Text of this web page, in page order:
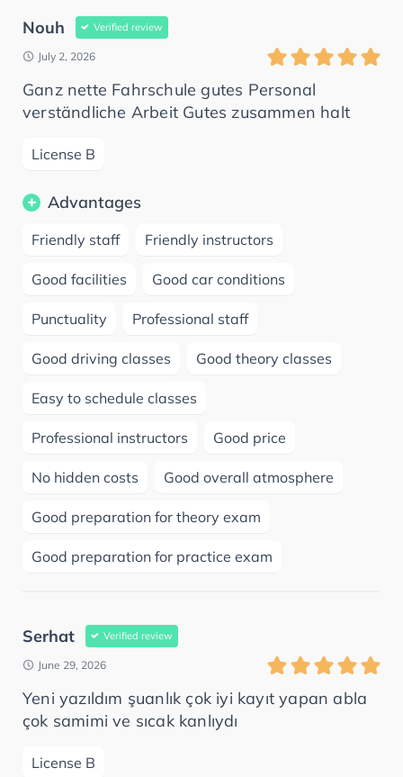
Nouh Verified review
July 2, 2026
Ganz nette Fahrschule gutes Personal
verständliche Arbeit Gutes zusammen halt
License B
Advantages
Friendly staff Friendly instructors
Good facilities Good car conditions
Punctuality Professional staff
Good driving classes Good theory classes
Easy to schedule classes
Professional instructors Good price
No hidden costs Good overall atmosphere
Good preparation for theory exam
Good preparation for practice exam
Serhat Verified review
June 29, 2026
Yeni yazıldım şuanlık çok iyi kayıt yapan abla
çok samimi ve sıcak kanlıydı
License B